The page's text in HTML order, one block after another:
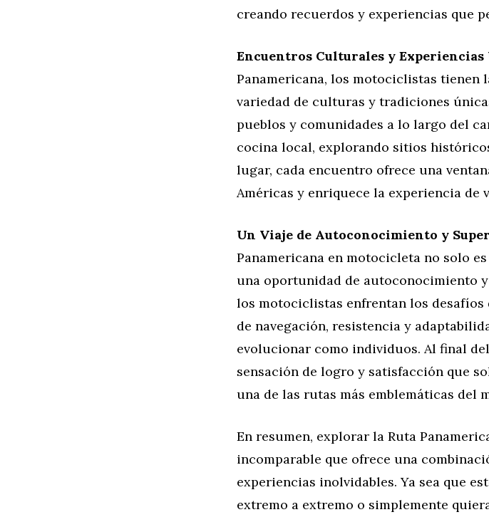
creando recuerdos y experiencias que
Encuentros Culturales y Experiencias
Panamericana, los motociclistas tienen
variedad de culturas y tradiciones
pueblos y comunidades a lo largo del
cocina local, explorando sitios
lugar, cada encuentro ofrece una
Américas y enriquece la experiencia de
Un Viaje de Autoconocimiento y
Panamericana en motocicleta no solo
una oportunidad de autoconocimiento
los motociclistas enfrentan los
de navegación, resistencia y
evolucionar como individuos. Al final
sensación de logro y satisfacción que
una de las rutas más emblemáticas del
En resumen, explorar la Ruta
incomparable que ofrece una
experiencias inolvidables. Ya sea que
extremo a extremo o simplemente